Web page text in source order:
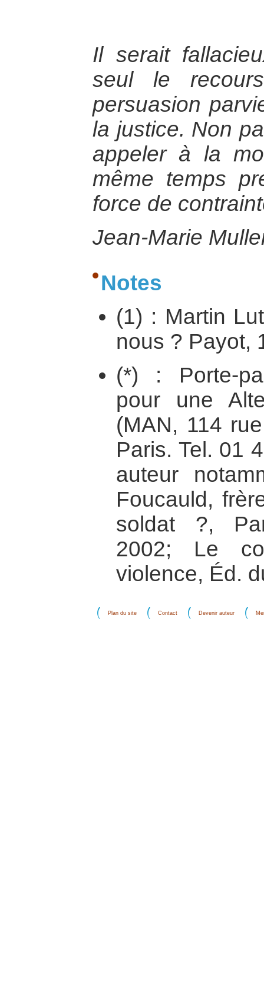
Il serait
seul le
persuasion
la justice. Non
appeler à la
même temps
force de
Jean-Marie
Notes
(1) : Martin
nous ? Payot,
(*) : Porte-
pour une
(MAN, 114
Paris. Tel. 01
auteur
Foucauld,
soldat ?,
2002; Le
violence, Éd.
Plan du site Contact Devenir auteur